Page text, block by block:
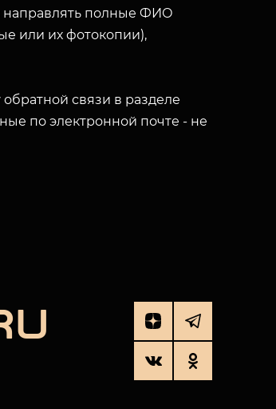
направлять полные ФИО
или их фотокопии),
связи в разделе
по электронной почте - не